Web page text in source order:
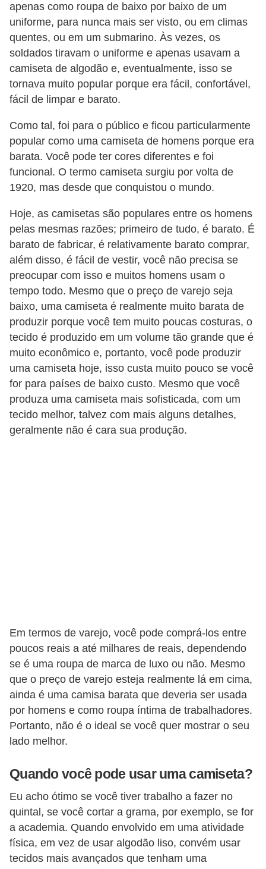
apenas como roupa de baixo por baixo de um
uniforme, para nunca mais ser visto, ou em climas
quentes, ou em um submarino. Às vezes, os
soldados tiravam o uniforme e apenas usavam a
camiseta de algodão e, eventualmente, isso se
tornava muito popular porque era fácil, confortável,
fácil de limpar e barato.
Como tal, foi para o público e ficou particularmente
popular como uma camiseta de homens porque era
barata. Você pode ter cores diferentes e foi
funcional. O termo camiseta surgiu por volta de
1920, mas desde que conquistou o mundo.
Hoje, as camisetas são populares entre os homens
pelas mesmas razões; primeiro de tudo, é barato. É
barato de fabricar, é relativamente barato comprar,
além disso, é fácil de vestir, você não precisa se
preocupar com isso e muitos homens usam o
tempo todo. Mesmo que o preço de varejo seja
baixo, uma camiseta é realmente muito barata de
produzir porque você tem muito poucas costuras, o
tecido é produzido em um volume tão grande que é
muito econômico e, portanto, você pode produzir
uma camiseta hoje, isso custa muito pouco se você
for para países de baixo custo. Mesmo que você
produza uma camiseta mais sofisticada, com um
tecido melhor, talvez com mais alguns detalhes,
geralmente não é cara sua produção.
Em termos de varejo, você pode comprá-los entre
poucos reais a até milhares de reais, dependendo
se é uma roupa de marca de luxo ou não. Mesmo
que o preço de varejo esteja realmente lá em cima,
ainda é uma camisa barata que deveria ser usada
por homens e como roupa íntima de trabalhadores.
Portanto, não é o ideal se você quer mostrar o seu
lado melhor.
Quando você pode usar uma camiseta?
Eu acho ótimo se você tiver trabalho a fazer no
quintal, se você cortar a grama, por exemplo, se for
a academia. Quando envolvido em uma atividade
física, em vez de usar algodão liso, convém usar
tecidos mais avançados que tenham uma
e
x
e
r
c
í
i
o
s
f
í
s
i
c
o
s
E
s
t
é
t
i
c
s
f
í
s
i
c
o
M
o
d
a
m